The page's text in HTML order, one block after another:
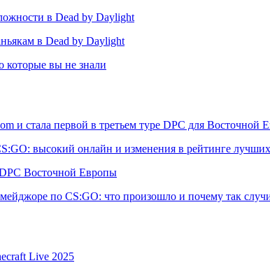
в Dead by Daylight
в Dead by Daylight
которые вы не знали
и стала первой в третьем туре DPC для Восточной
высокий онлайн и изменения в рейтинге
Восточной Европы
по CS:GO: что произошло и почему так
Live 2025